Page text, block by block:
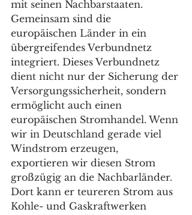
mit seinen Nachbarstaaten.
Gemeinsam sind die
europäischen Länder in ein
übergreifendes Verbundnetz
integriert. Dieses Verbundnetz
dient nicht nur der Sicherung der
Versorgungssicherheit, sondern
ermöglicht auch einen
europäischen Stromhandel. Wenn
wir in Deutschland gerade viel
Windstrom erzeugen,
exportieren wir diesen Strom
großzügig an die Nachbarländer.
Dort kann er teureren Strom aus
Kohle- und Gaskraftwerken